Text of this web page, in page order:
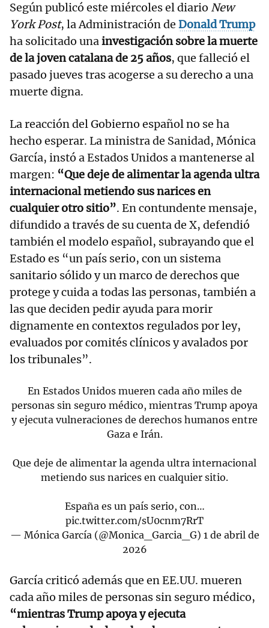
Según publicó este miércoles el diario New
York Post, la Administración de Donald Trump
ha solicitado unainvestigación sobre la muerte
de la joven catalana de 25 años, que falleció el
pasado jueves tras acogerse a su derecho a una
muerte digna.
La reacción del Gobierno español no se ha
hecho esperar. La ministra de Sanidad, Mónica
García, instó a Estados Unidos a mantenerse al
margen: “Que deje de alimentar la agenda ultra
internacional metiendo sus narices en
cualquier otro sitio”. En contundente mensaje,
difundido a través de su cuenta de X, defendió
también el modelo español, subrayando que el
Estado es “un país serio, con un sistema
sanitario sólido y un marco de derechos que
protege y cuida a todas las personas, también a
las que deciden pedir ayuda para morir
dignamente en contextos regulados por ley,
evaluados por comités clínicos y avalados por
los tribunales”.
En Estados Unidos mueren cada año miles de
personas sin seguro médico, mientras Trump apoya
y ejecuta vulneraciones de derechos humanos entre
Gaza e Irán.
Que deje de alimentar la agenda ultra internacional
metiendo sus narices en cualquier sitio.
España es un país serio, con…
pic.twitter.com/sU0cnm7RrT
— Mónica García (@Monica_Garcia_G) 1 de abril de
2026
García criticó además que en EE.UU. mueren
cada año miles de personas sin seguro médico,
“mientras Trump apoya y ejecuta